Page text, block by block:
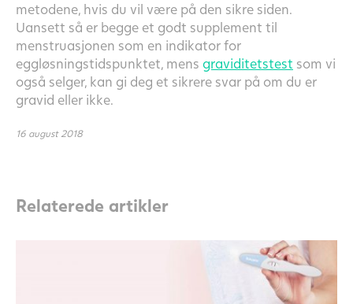
metodene, hvis du vil være på den sikre siden.
Uansett så er begge et godt supplement til
menstruasjonen som en indikator for
eggløsningstidspunktet, mens graviditetstest som vi
også selger, kan gi deg et sikrere svar på om du er
gravid eller ikke.
16 august 2018
Relaterede artikler